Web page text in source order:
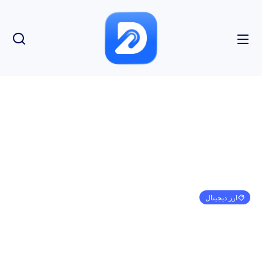
ارز دیجیتال